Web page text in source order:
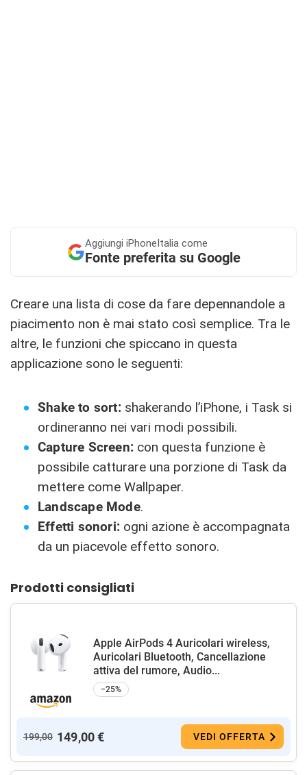
Aggiungi iPhoneItalia come
Fonte preferita su Google
Creare una lista di cose da fare depennandole a
piacimento non è mai stato così semplice. Tra le
altre, le funzioni che spiccano in questa
applicazione sono le seguenti:
Shake to sort:shakerando l’iPhone, i Task si
ordineranno nei vari modi possibili.
Capture Screen: con questa funzione è
possibile catturare una porzione di Task da
mettere come Wallpaper.
Landscape Mode.
Effetti sonori: ogni azione è accompagnata
da un piacevole effetto sonoro.
Prodotti consigliati
Apple AirPods 4 Auricolari wireless,
Auricolari Bluetooth, Cancellazione
attiva del rumore, Audio...
−25%
199,00 149,00 € VEDI OFFERTA